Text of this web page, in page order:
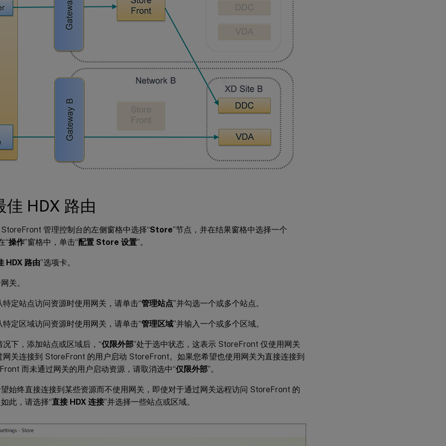
佳 HDX 路由
管理控制台的左侧窗格中选择“Store”节点，并在结果窗格中选择一个
“操作”窗格中，单击“配置 Store 设置”。
HDX 路由”选项卡。
关。
特定站点访问资源时使用网关，请单击“管理站点”并勾选一个或多个站点。
特定区域访问资源时使用网关，请单击“管理区域”并输入一个或多个区域。
况下，添加站点或区域后，“仅限外部”处于选中状态，这表示 StoreFront 仅使用网关
网关连接到 StoreFront 的用户启动 StoreFront。如果您希望也使用网关为直接连接到
而未通过网关的用户启动资源，请取消选中“仅限外部”。
始终直接连接到某些资源而不使用网关，即使对于通过网关远程访问 StoreFront 的
此，请选择“直接 HDX 连接”并选择一些站点或区域。